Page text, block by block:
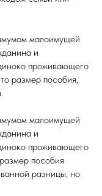
малоимущей
и
проживающего
размер пособия,
малоимущей
и
проживающего
пособия
разницы, но